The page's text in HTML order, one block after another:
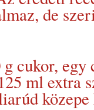
de
cukor,
ml